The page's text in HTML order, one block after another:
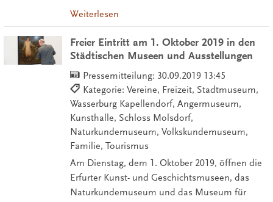
Weiterlesen
Freier Eintritt am 1. Oktober 2019 in den
Städtischen Museen und Ausstellungen
Pressemitteilung: 30.09.2019 13:45
Kategorie: Vereine, Freizeit, Stadtmuseum,
Wasserburg Kapellendorf, Angermuseum,
Kunsthalle, Schloss Molsdorf,
Naturkundemuseum, Volkskundemuseum,
Familie, Tourismus
Am Dienstag, dem 1. Oktober 2019, öffnen die
Erfurter Kunst- und Geschichtsmuseen, das
Naturkundemuseum und das Museum für